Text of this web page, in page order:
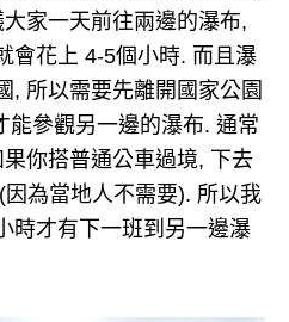
家一天前往兩邊的瀑布,
會花上 4-5個小時. 而且瀑
, 所以需要先離開國家公園
能參觀另一邊的瀑布. 通常
你搭普通公車過境, 下去
為當地人不需要). 所以我
時才有下一班到另一邊瀑